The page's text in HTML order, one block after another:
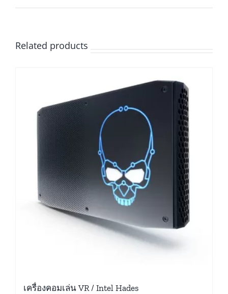
Related products
เครื่องคอมเล่น VR / Intel Hades